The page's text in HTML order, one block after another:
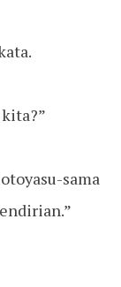
sama